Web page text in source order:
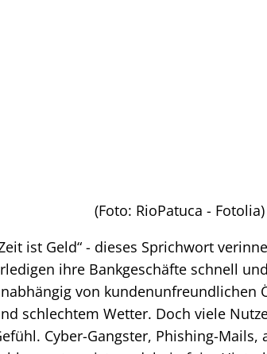
(Foto: RioPatuca - Fotolia)
ist Geld“ - dieses Sprichwort
ihre Bankgeschäfte schnell
von kundenunfreundlichen
schlechtem Wetter. Doch viele
Cyber-Gangster, Phishing-